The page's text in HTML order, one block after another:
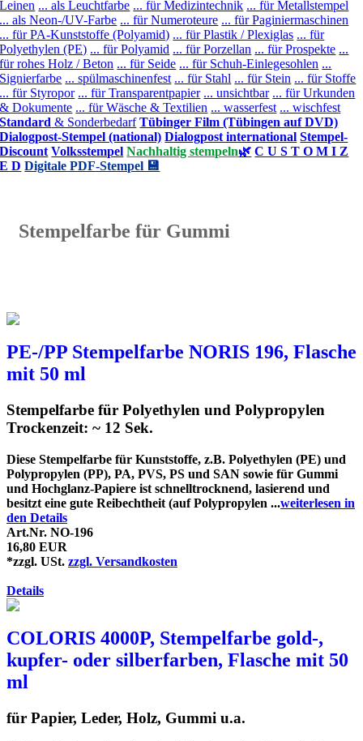
Leinen ... als Leuchtfarbe ... für Medizintechnik ... für Metallstempel
... als Neon-/UV-Farbe ... für Numeroteure ... für Paginiermaschinen
... für PA-Kunststoffe (Polyamid) ... für Plastik / Plexiglas ... für
Polyethylen (PE) ... für Polyamid ... für Porzellan ... für Prospekte ...
für rohes Holz / Beton ... für Seide ... für Schuh-Einlegesohlen ...
Signierfarbe ... spülmaschinenfest ... für Stahl ... für Stein ... für Stoffe
... für Styropor ... für Transparentpapier ... unsichtbar ... für Urkunden
& Dokumente ... für Wäsche & Textilien ... wasserfest ... wischfest
Standard & Sonderbedarf Tübinger Film (Tübingen auf DVD)
Dialogpost-Stempel (national) Dialogpost international Stempel-
Discount Volksstempel Nachhaltig stempeln🌿 C U S T O M I Z
E D Digitale PDF-Stempel 💾
Stempelfarbe für Gummi
PE-/PP Stempelfarbe NORIS 196, Flasche
mit 50 ml
Stempelfarbe für Polyethylen und Polypropylen
Trockenzeit: ~ 12 Sek.
Diese Stempelfarbe für Kunststoffe, z.B. Polyethylen (PE) und
Polypropylen (PP), PA, PVS, PS und SAN sowie für Gummi
und Hochglanz-Papiere ist schnelltrocknend, lasierend und
besitzt eine gute Reibechtheit (auf Polypropylen ...weiterlesen in
den Details
Art.Nr. NO-196
16,80 EUR
*zzgl. USt. zzgl. Versandkosten
Details
COLORIS 4000P, Stempelfarbe gold-,
kupfer- oder silberfarben, Flasche mit 50
ml
für Papier, Leder, Holz, Gummi u.a.